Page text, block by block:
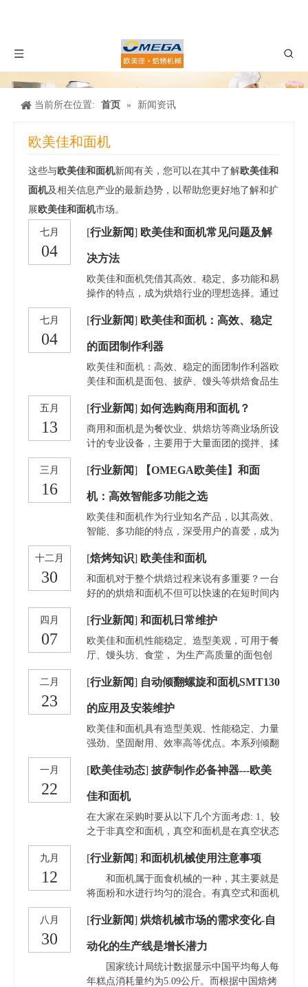
当前所在位置: 首页 » 新闻资讯
欧美佳和面机
这些与欧美佳和面机新闻有关，您可以在其中了解欧美佳和
面机及相关信息产业的最新趋势，以帮助您更好地了解和扩
展 欧美佳和面机市场。
七月
04
[行业新闻] 欧美佳和面机常见问题及解
决方法
欧美佳和面机凭借其高效、稳定、多功能和易
操作的特点，成为烘焙行业的理想选择。通过
间稳定运行，生产出高质量的面团。欧美佳将
术支持，助力客户在烘焙行业中取得更大的成
功。
七月
04
[行业新闻] 欧美佳和面机：高效、稳定
的面团制作利器
欧美佳和面机：高效、稳定的面团制作利器欧
美佳和面机是面包、披萨、馒头等烘焙食品生
能能够满足大规模生产的需求，为烘焙企业提
供强大的生产支持。以下是关于欧美佳和面机
的详细介绍，包括其特点、操作指南、维护保
五月
13
[行业新闻] 如何选购商用和面机？
商用和面机是为餐饮业、烘焙坊等商业场所设
计的专业设备，主要用于大量面团的搅拌、揉
等面制品的需求。选购商用和面机时，以下几
商用和面机的功率一般在500W到数千瓦不
等，功率越大，处理面团的能力越强，适合更
大批量的生产。容量：以面盆（桶）容量来衡
以上，根据日常生产量选择合适的容量。
三月
16
[行业新闻] 【OMEGA欧美佳】和面
机：高效智能多功能之选
欧美佳和面机作为行业知名产品，以其高效、
智能、多功能的特点，深受用户的喜爱，成为
成部分。无论是大型商用全自动烘焙生产线厂
家，还是追求高效生产的自动化烘焙设备机械
制造商，欧美佳和面机都以其卓越的性能和稳
关于欧美佳和面机不同型号的详细介绍：1.自
SMT130、SMT100、SMT160、SMT200。具
有造型美观、性能稳定、力量强劲、坚固耐
用、效率高等优点。它利用高速转动的螺旋搅
龙和低速运转的不锈钢缸体之间的差速，对面
团进行推、拉、压、揉使面团与各种原料充分
十二月
30
[焙烤知识] 欧美佳和面机
和面机对于整个烘焙过程来说有多重要？一台
好的的烘焙和面机不但可以快速的在短时间内
面团，而且速度快产量大，和出来的质量刚刚
好，能够进行批量的烘烤，满足每天销售的需
要。和面机有家用小型款也有大型款，小的面
用太多空间的烘焙店，而较大的机器则是希望
四月
07
[行业新闻] 和面机日常维护
欧美佳和面机性能稳定、造型美观，可用于餐
厅、馒头坊、食堂， 为生产高质量的面包创
机的保养问题，保养妥当，才能延长和面机的
方法。
二月
23
[行业新闻] 自动倾翻螺旋和面机SMT130
的应用及安装维护
欧美佳和面机具有造型美观、性能稳定、力量
强劲、坚固耐用、效率高等优点。本系列倾翻
成面团， 通过传动机构带动面缸转动，从而
各种原料充分混合及水化，形成合适的面团筋
力，为生产高质量的面点食品创造良好 的条
件。减轻了劳动强度，提高了生产效率。欧美
部件、倾翻机构、电器元件等部件构成。自动
倾翻，省时省力。力量 强劲，提高320%工作
效率，适用工业化生产各种硬软面团和高筋力
一月
22
[欧美佳动态] 披萨制作必备神器---欧美
佳和面机
在大家在采购时要从以下几个方面考虑: 1、较
之于非真空和面机，真空和面机是在真空状态
内形成最佳的面筋网络，面粉吸水充分，蛋白
质结构均衡，面团的筋度、韧度和拉伸力都非
常好，而且面团表层光滑无气泡，透明度高不
况虽说可以选择尺寸小一点的，但也不能选择
的，大型电动和面机是披萨店的首选。 3、而
从样式上来看，立式和面机应该是一个不错的
选择，密封性好，不易出现跑、冒、滴漏等现
九月
12
[行业新闻] 和面机机械使用注意事项
和面机属于面食机械的一种，其主要就是
将面粉和水进行均匀的混合。有真空式和面机
双轴、半轴等。 该机由搅拌缸、搅勾、传
搅勾由传动装置带动在搅拌缸内回转，同时搅
拌缸在传动装置带动下以恒定速度转动。缸内
面粉不断地被推、拉、揉、压，充分搅和，迅
八月
30
[行业新闻] 烘焙机械市场的需求变化-自
动化的生产线是增长潜力
国家统计局统计数据显示中国平均每人每
年糕点消耗量约为5.09公斤。而根据中国焙烤